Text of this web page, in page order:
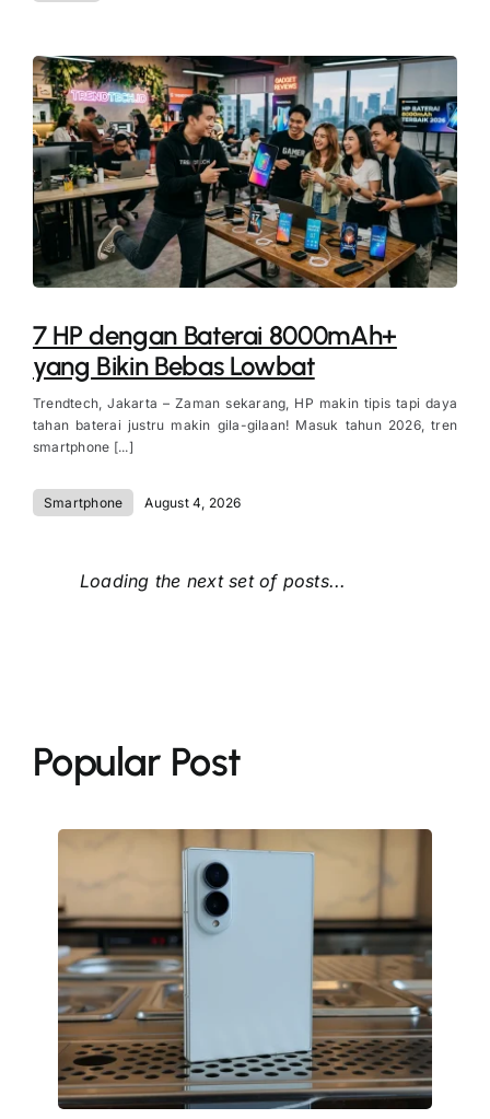
7 HP dengan Baterai 8000mAh+
yang Bikin Bebas Lowbat
Trendtech, Jakarta – Zaman sekarang, HP makin tipis tapi daya
tahan baterai justru makin gila-gilaan! Masuk tahun 2026, tren
smartphone [...]
Smartphone August 4, 2026
Loading the next set of posts...
Popular Post